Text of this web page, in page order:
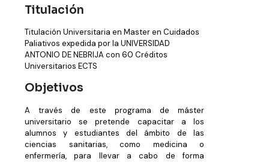
Titulación
Titulación Universitaria en Master en Cuidados
Paliativos expedida por la UNIVERSIDAD
ANTONIO DE NEBRIJA con 60 Créditos
Universitarios ECTS
Objetivos
A través de este programa de máster
universitario se pretende capacitar a los
alumnos y estudiantes del ámbito de las
ciencias sanitarias, como medicina o
enfermería, para llevar a cabo de forma